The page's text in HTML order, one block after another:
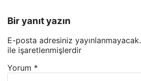
Bir yanıt yazın
E-posta adresiniz yayınlanmayacak.
ile işaretlenmişlerdir
Yorum *